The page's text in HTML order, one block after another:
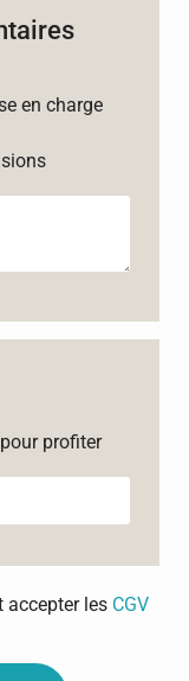
en charge
profiter
accepter les CGV